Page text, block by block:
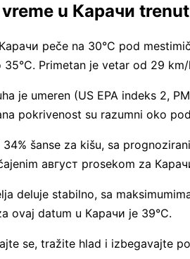
u Карачи
peče na 30°C pod
35°C. Primetan je vetar od 29
je umeren (US EPA indeks 2,
pokrivenost su razumni oko
34% šanse za kišu, sa
август prosekom za
deluje stabilno, sa
ovaj datum u Карачи je 39°C.
se, tražite hlad i izbegavajte